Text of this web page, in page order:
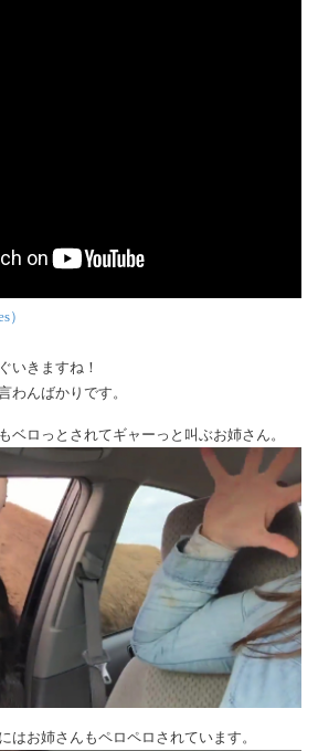
）
いきますね！
わんばかりです。
ベロっとされてギャーっと叫ぶお姉さん。
はお姉さんもペロペロされています。